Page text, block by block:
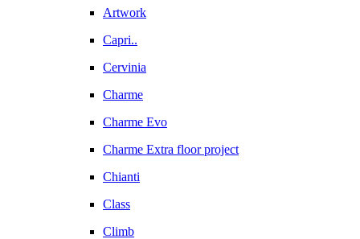
Artwork
Capri..
Cervinia
Charme
Charme Evo
Charme Extra floor project
Chianti
Class
Climb